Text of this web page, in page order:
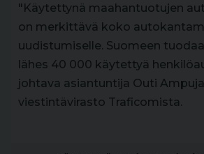
"Käytettynä maahantuotujen
on merkittävä koko
uudistumiselle. Suomeen
lähes 40 000 käytettyä
johtava asiantuntija Outi
viestintävirasto Traficomista.